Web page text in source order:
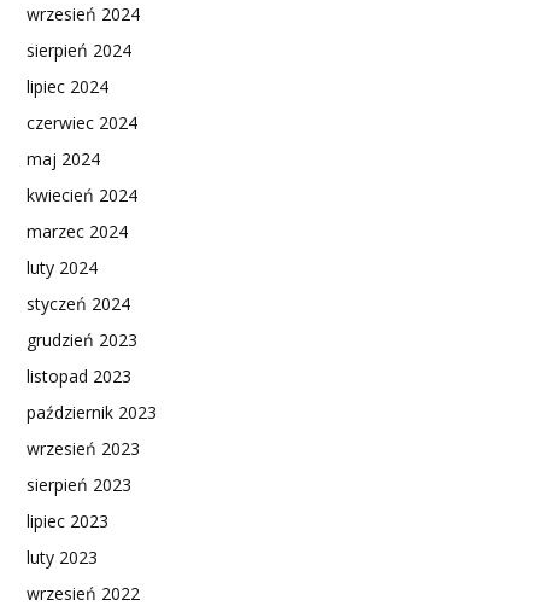
wrzesień 2024
sierpień 2024
lipiec 2024
czerwiec 2024
maj 2024
kwiecień 2024
marzec 2024
luty 2024
styczeń 2024
grudzień 2023
listopad 2023
październik 2023
wrzesień 2023
sierpień 2023
lipiec 2023
luty 2023
wrzesień 2022